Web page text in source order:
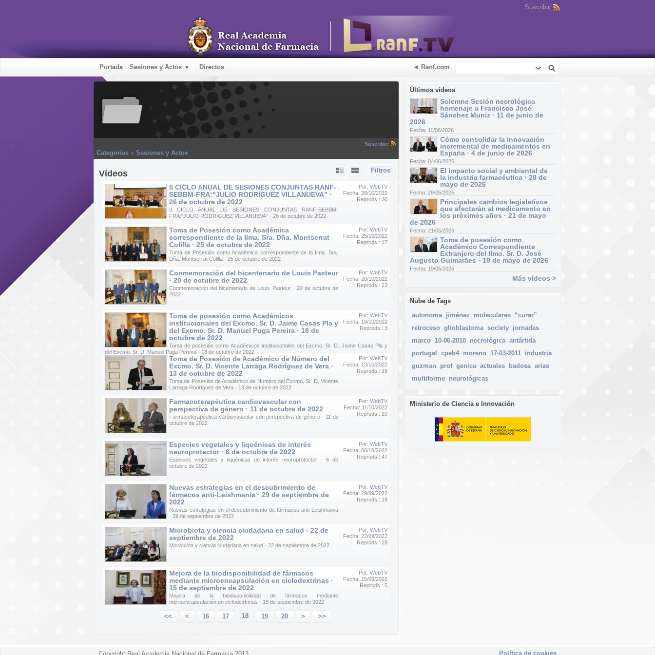
Suscribir:
Portada Sesiones y Actos ▼ Directos ◄ Ranf.com
Últimos vídeos
Solemne Sesión necrológica
homenaje a Francisco José
Sánchez Muniz · 11 de junio de
2026
Fecha: 11/06/2026
Cómo consolidar la innovación
incremental de medicamentos en
España · 4 de junio de 2026
Fecha: 04/06/2026
El impacto social y ambiental de
la industria farmacéutica · 28 de
mayo de 2026
Fecha: 28/05/2026
Principales cambios legislativos
que afectarán al medicamento en
los próximos años · 21 de mayo
de 2026
Fecha: 21/05/2026
Toma de posesión como
Académico Correspondiente
Extranjero del Ilmo. Sr. D. José
Augusto Guimarães · 19 de mayo de 2026
Fecha: 19/05/2026
Más vídeos >
Nube de Tags
autonoma jiménez moleculares “curar”
retroceso glioblastoma society jornadas
marco 10-06-2010 necrológica antártida
portugal
cpeb4 moreno 17-03-2011 industria
guzman
prof genica actuales badosa arias
multiforme neurológicas
Ministerio de Ciencia e Innovación
Suscribir:
Categorías » Sesiones y Actos
Filtros
Vídeos
Por: WebTV
Fecha: 26/10/2022
Reprods.: 30
II CICLO ANUAL DE SESIONES CONJUNTAS RANF-
SEBBM-FRA:“JULIO RODRÍGUEZ VILLANUEVA” ·
26 de octubre de 2022
II CICLO ANUAL DE SESIONES CONJUNTAS RANF-SEBBM-
FRA:“JULIO RODRÍGUEZ VILLANUEVA” · 26 de octubre de 2022
Por: WebTV
Fecha: 25/10/2022
Reprods.: 17
Toma de Posesión como Académica
correspondiente de la Ilma. Sra. Dña. Montserrat
Colilla · 25 de octubre de 2022
Toma de Posesión como Académica correspondiente de la Ilma. Sra.
Dña. Montserrat Colilla · 25 de octubre de 2022
Por: WebTV
Fecha: 20/10/2022
Reprods.: 23
Conmemoración del bicentenario de Louis Pasteur
· 20 de octubre de 2022
Conmemoración del bicentenario de Louis Pasteur · 20 de octubre de
2022
Por: WebTV
Fecha: 18/10/2022
Reprods.: 3
Toma de posesión como Académicos
institucionales del Excmo. Sr. D. Jaime Casas Pla y
del Excmo. Sr. D. Manuel Puga Pereira · 18 de
octubre de 2022
Toma de posesión como Académicos institucionales del Excmo. Sr. D. Jaime Casas Pla y
del Excmo. Sr. D. Manuel Puga Pereira · 18 de octubre de 2022
Por: WebTV
Fecha: 13/10/2022
Reprods.: 16
Toma de Posesión de Académico de Número del
Excmo. Sr. D. Vicente Larraga Rodríguez de Vera ·
13 de octubre de 2022
Toma de Posesión de Académico de Número del Excmo. Sr. D. Vicente
Larraga Rodríguez de Vera · 13 de octubre de 2022
Por: WebTV
Fecha: 11/10/2022
Reprods.: 20
Farmacoterapéutica cardiovascular con
perspectiva de género · 11 de octubre de 2022
Farmacoterapéutica cardiovascular con perspectiva de género · 11 de
octubre de 2022
Por: WebTV
Fecha: 06/10/2022
Reprods.: 47
Especies vegetales y liquénicas de interés
neuroprotector · 6 de octubre de 2022
Especies vegetales y liquénicas de interés neuroprotector · 6 de
octubre de 2022
Por: WebTV
Fecha: 29/09/2022
Reprods.: 19
Nuevas estrategias en el descubrimiento de
fármacos anti-Leishmania · 29 de septiembre de
2022
Nuevas estrategias en el descubrimiento de fármacos anti-Leishmania
· 29 de septiembre de 2022
Por: WebTV
Fecha: 22/09/2022
Reprods.: 29
Microbiota y ciencia ciudadana en salud · 22 de
septiembre de 2022
Microbiota y ciencia ciudadana en salud · 22 de septiembre de 2022
Por: WebTV
Fecha: 15/09/2022
Reprods.: 5
Mejora de la biodisponibilidad de fármacos
mediante microencapsulación en ciclodextrinas ·
15 de septiembre de 2022
Mejora de la biodisponibilidad de fármacos mediante
microencapsulación en ciclodextrinas · 15 de septiembre de 2022
<< < 16 17 18 19 20 > >>
Política de cookies